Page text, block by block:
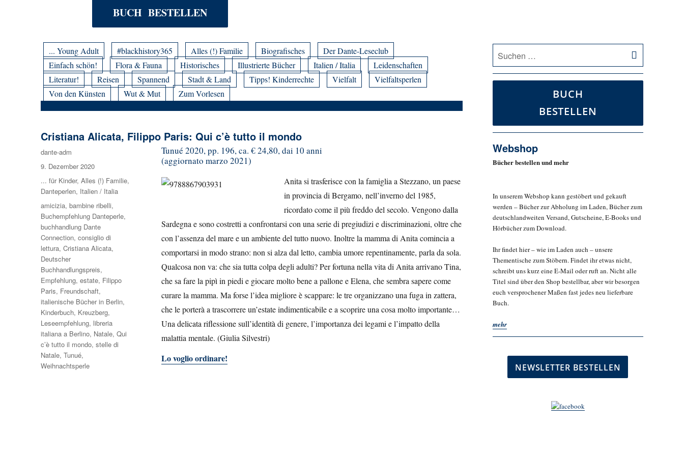
BUCH BESTELLEN
... Young Adult #blackhistory365 Alles (!) Familie Biografisches
Der Dante-Leseclub
Einfach schön!
Flora & Fauna Historisches Illustrierte Bücher Italien / Italia
Leidenschaften
Literatur!
Reisen Spannend Stadt & Land Tipps! Kinderrechte Vielfalt
Vielfaltsperlen
Von den Künsten
Wut & Mut Zum Vorlesen
Cristiana Alicata, Filippo Paris: Qui c’è tutto il mondo
Tunué 2020, pp. 196, ca. € 24,80, dai 10 anni
(aggiornato marzo 2021)
Anita si trasferisce con la famiglia a Stezzano, un paese
in provincia di Bergamo, nell’inverno del 1985,
ricordato come il più freddo del secolo. Vengono dalla
Sardegna e sono costretti a confrontarsi con una serie di pregiudizi e discriminazioni, oltre che
con l’assenza del mare e un ambiente del tutto nuovo. Inoltre la mamma di Anita comincia a
comportarsi in modo strano: non si alza dal letto, cambia umore repentinamente, parla da sola.
Qualcosa non va: che sia tutta colpa degli adulti? Per fortuna nella vita di Anita arrivano Tina,
che sa fare la pipì in piedi e giocare molto bene a pallone e Elena, che sembra sapere come
curare la mamma. Ma forse l’idea migliore è scappare: le tre organizzano una fuga in zattera,
che le porterà a trascorrere un’estate indimenticabile e a scoprire una cosa molto importante…
Una delicata riflessione sull’identità di genere, l’importanza dei legami e l’impatto della
malattia mentale. (Giulia Silvestri)
Lo voglio ordinare!
Autor
dante-adm
Veröffentlicht
am
9. Dezember 2020
Kategorien
... für Kinder,Alles (!) Familie,
Danteperlen, Italien / Italia
Schlagwörter
amicizia,bambine ribelli,
Buchempfehlung Danteperle,
buchhandlung Dante
Connection,consiglio di
lettura,Cristiana Alicata,
Deutscher
Buchhandlungspreis,
Empfehlung,estate, Filippo
Paris, Freundschaft,
italienische Bücher in Berlin,
Kinderbuch, Kreuzberg,
Leseempfehlung, libreria
italiana a Berlino, Natale,Qui
c’è tutto il mondo,stelle di
Natale,Tunué,
Weihnachtsperle
nach:
BUCH
BESTELLEN
Webshop
Bücher bestellen und mehr
In unserem Webshop kann gestöbert und gekauft
werden – Bücher zur Abholung im Laden, Bücher zum
deutschlandweiten Versand, Gutscheine, E-Books und
Hörbücher zum Download.
Ihr findet hier – wie im Laden auch – unsere
Thementische zum Stöbern. Findet ihr etwas nicht,
schreibt uns kurz eine E-Mail oder ruft an. Nicht alle
Titel sind über den Shop bestellbar, aber wir besorgen
euch versprochener Maßen fast jedes neu lieferbare
Buch.
mehr